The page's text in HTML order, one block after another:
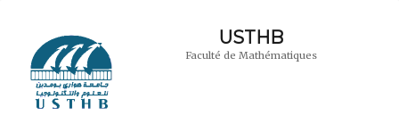
USTHB
Faculté de Mathématiques